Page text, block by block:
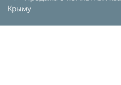
Крыму